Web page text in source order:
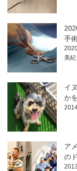
手
美紀
イ
か
ア
の